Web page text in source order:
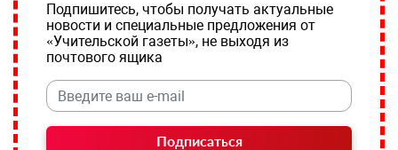
Подпишитесь, чтобы получать актуальные
новости и специальные предложения от
«Учительской газеты», не выходя из
почтового ящика
Подписаться